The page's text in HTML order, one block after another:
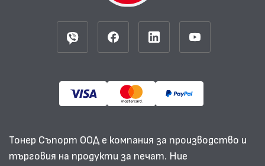
Тонер Съпорт ООД е компания за производство и
търговия на продукти за печат. Ние